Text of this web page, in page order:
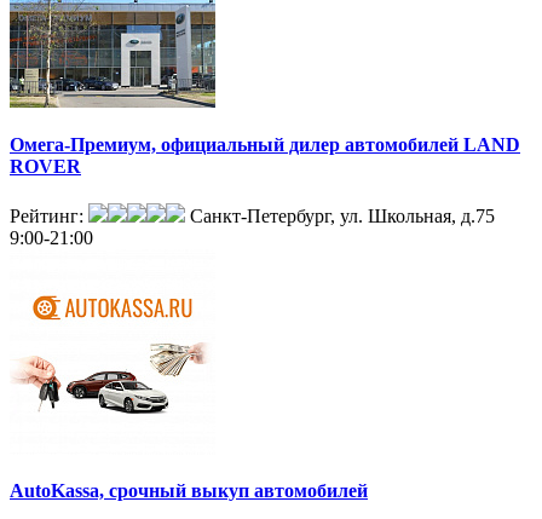
Омега-Премиум, официальный дилер автомобилей LAND
ROVER
Рейтинг:
Санкт-Петербург, ул. Школьная, д.75
9:00-21:00
AutoKassa, срочный выкуп автомобилей